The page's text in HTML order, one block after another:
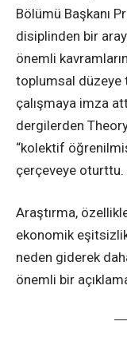
Bölümü Başkanı
disiplinden bir
önemli
toplumsal düzeye
çalışmaya imza
dergilerden
“kolektif
çerçeveye oturttu.
Araştırma,
ekonomik
neden giderek
önemli bir